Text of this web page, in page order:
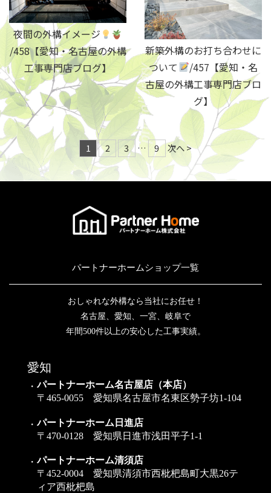
夜間の外構イメージ
/458【愛知・名古屋の外構
工事専門店ブログ】
新築外構のお打ち合わせに
ついて
/457【愛知・名
古屋の外構工事専門店ブロ
グ】
1 2 3 … 9 次へ >
パートナーホームショップ一覧
おしゃれな外構なら当社にお任せ！
名古屋、愛知、一宮、岐阜で
年間500件以上の安心した工事実績。
愛知
パートナーホーム名古屋店（本店）
〒465-0055 愛知県名古屋市名東区勢子坊1-104
パートナーホーム日進店
〒470-0128 愛知県日進市浅田平子1-1
パートナーホーム清須店
〒452-0004 愛知県清須市西枇杷島町大黒26テ
ィア西枇杷島